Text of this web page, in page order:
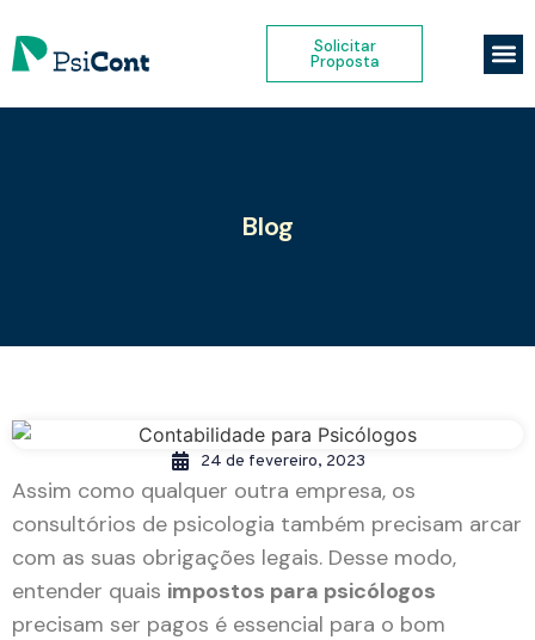
Solicitar
Proposta
Blog
24 de fevereiro, 2023
Assim como qualquer outra empresa, os
consultórios de psicologia também precisam arcar
com as suas obrigações legais. Desse modo,
entender quais impostos para psicólogos
precisam ser pagos é essencial para o bom